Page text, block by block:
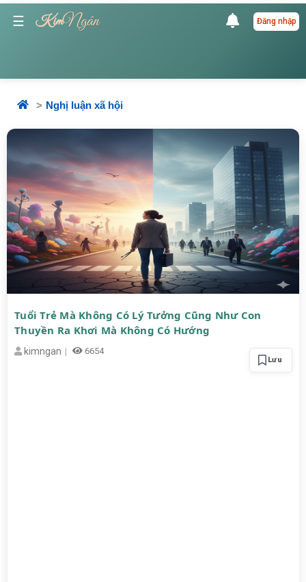
☰ KimNgân Đăng nhập
Nghị luận xã hội
Tuổi Trẻ Mà Không Có Lý Tưởng Cũng Như Con
Thuyền Ra Khơi Mà Không Có Hướng
kimngan 6654
Lưu